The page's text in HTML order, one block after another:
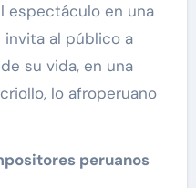
espectáculo en una
invita al público a
su vida, en una
lo afroperuano
peruanos